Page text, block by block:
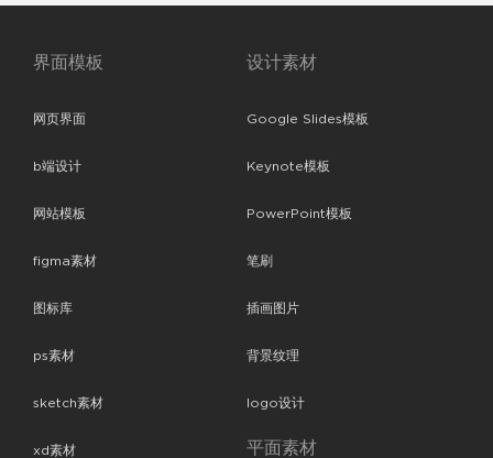
界面模板
网页界面
b端设计
网站模板
figma素材
图标库
ps素材
sketch素材
xd素材
设计素材
Google Slides模板
Keynote模板
PowerPoint模板
笔刷
插画图片
背景纹理
logo设计
平面素材